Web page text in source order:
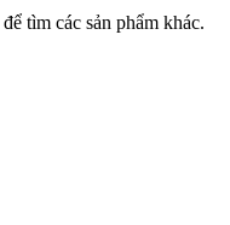
để tìm các sản phẩm khác.